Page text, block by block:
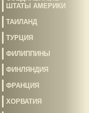
ШТАТЫ АМЕРИКИ
ТАИЛАНД
ТУРЦИЯ
ФИЛИППИНЫ
ФИНЛЯНДИЯ
ФРАНЦИЯ
ХОРВАТИЯ